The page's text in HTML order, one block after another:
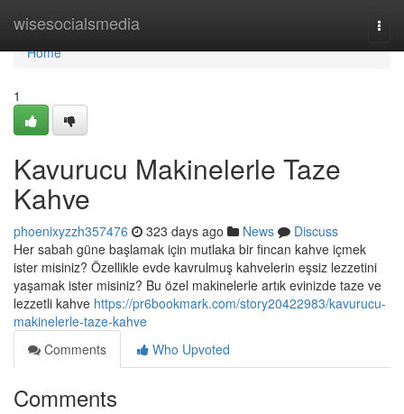
wisesocialsmedia
Home
Home
1
Kavurucu Makinelerle Taze
Kahve
phoenixyzzh357476 323 days ago News
Discuss
Her sabah güne başlamak için mutlaka bir fincan kahve içmek
ister misiniz? Özellikle evde kavrulmuş kahvelerin eşsiz lezzetini
yaşamak ister misiniz? Bu özel makinelerle artık evinizde taze ve
lezzetli kahve https://pr6bookmark.com/story20422983/kavurucu-
makinelerle-taze-kahve
Comments
Who Upvoted
Comments